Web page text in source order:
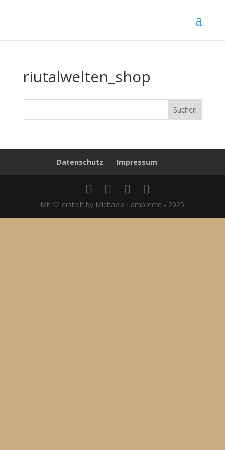
riutalwelten_shop
Suchen
Datenschutz Impressum
Mit 🤍 erstellt by Michaela Lamprecht - 2025